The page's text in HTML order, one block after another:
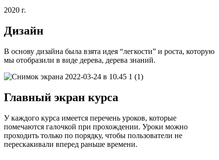
2020 г.
Дизайн
В основу дизайна была взята идея “легкости” и роста, которую
мы отобразили в виде дерева, дерева знаний.
Главный экран курса
У каждого курса имеется перечень уроков, которые
помечаются галочкой при прохождении. Уроки можно
проходить только по порядку, чтобы пользователи не
перескакивали вперед раньше времени.